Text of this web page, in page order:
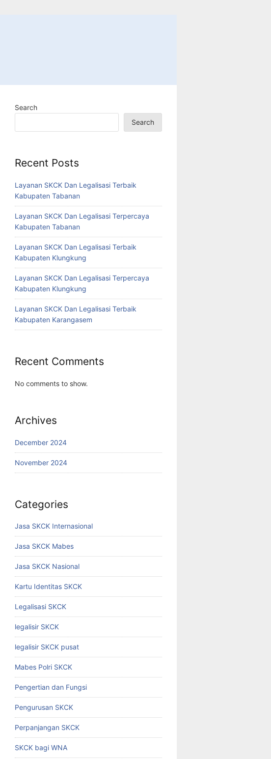
Search
Search
Recent Posts
Layanan SKCK Dan Legalisasi Terbaik
Kabupaten Tabanan
Layanan SKCK Dan Legalisasi Terpercaya
Kabupaten Tabanan
Layanan SKCK Dan Legalisasi Terbaik
Kabupaten Klungkung
Layanan SKCK Dan Legalisasi Terpercaya
Kabupaten Klungkung
Layanan SKCK Dan Legalisasi Terbaik
Kabupaten Karangasem
Recent Comments
No comments to show.
Archives
December 2024
November 2024
Categories
Jasa SKCK Internasional
Jasa SKCK Mabes
Jasa SKCK Nasional
Kartu Identitas SKCK
Legalisasi SKCK
legalisir SKCK
legalisir SKCK pusat
Mabes Polri SKCK
Pengertian dan Fungsi
Pengurusan SKCK
Perpanjangan SKCK
SKCK bagi WNA